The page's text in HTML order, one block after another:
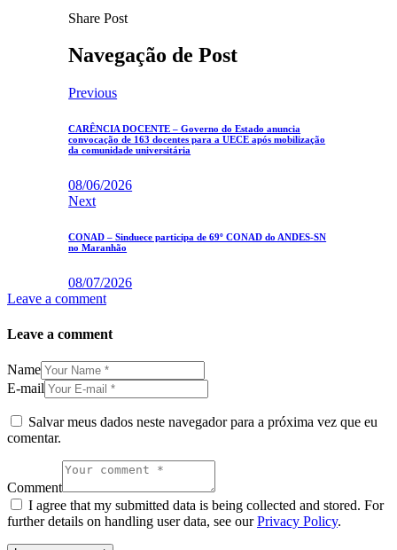
Share Post
Navegação de Post
Previous
CARÊNCIA DOCENTE – Governo do Estado anuncia
convocação de 163 docentes para a UECE após mobilização
da comunidade universitária
08/06/2026
Next
CONAD – Sinduece participa de 69º CONAD do ANDES-SN
no Maranhão
08/07/2026
Leave a comment
Leave a comment
Name
E-mail
Salvar meus dados neste navegador para a próxima vez que eu
comentar.
Comment
I agree that my submitted data is being collected and stored. For
further details on handling user data, see ourPrivacy Policy.